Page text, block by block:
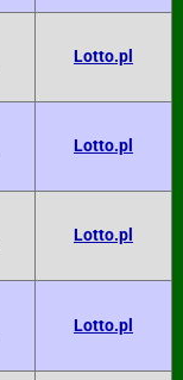
Lotto.pl
Lotto.pl
Lotto.pl
Lotto.pl